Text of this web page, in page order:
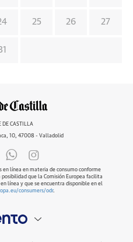
25 26 27
DE CASTILLA
10, 47008 - Valladolid
en línea en materia de consumo conforme
que la Comisión Europea facilita
línea y que se encuentra disponible en el
consumers/odr.